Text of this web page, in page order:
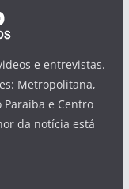
e entrevistas.
Metropolitana,
e Centro
da notícia está